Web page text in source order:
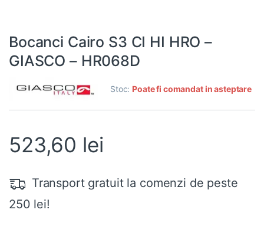
Bocanci Cairo S3 CI HI HRO –
GIASCO – HR068D
Stoc: Poate fi comandat in asteptare
523,60 lei
Transport gratuit la comenzi de peste
250 lei!